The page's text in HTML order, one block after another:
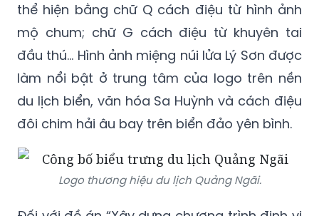
thể hiện bằng chữ Q cách điệu từ hình ảnh
mộ chum; chữ G cách điệu từ khuyên tai
đầu thú... Hình ảnh miệng núi lửa Lý Sơn được
làm nổi bật ở trung tâm của logo trên nền
du lịch biển, văn hóa Sa Huỳnh và cách điệu
đôi chim hải âu bay trên biển đảo yên bình.
Logo thương hiệu du lịch Quảng Ngãi.